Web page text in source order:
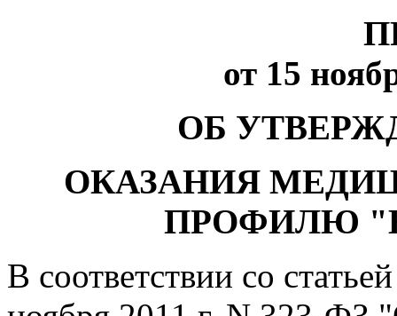
от 15
ОБ
ОКАЗАНИЯ
ПРОФИЛЮ
В соответствии со